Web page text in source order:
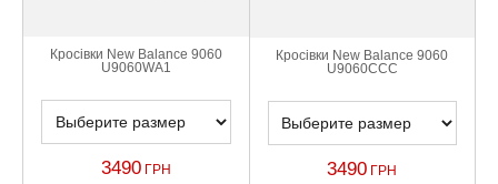
Кросівки New Balance 9060
U9060WA1
3490 ГРН
Кросівки New Balance 9060
U9060CCC
3490 ГРН